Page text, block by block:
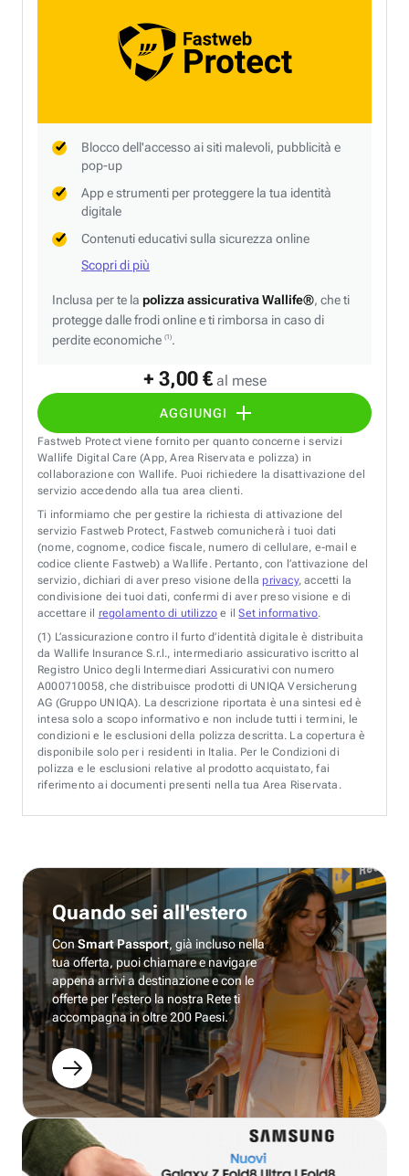
+ 3,00 € al mese
AGGIUNGI
Blocco dell'accesso ai siti malevoli, pubblicità e
pop-up
App e strumenti per proteggere la tua identità
digitale
Contenuti educativi sulla sicurezza online
Scopri di più
Inclusa per te la polizza assicurativa Wallife®, che ti
protegge dalle frodi online e ti rimborsa in caso di
perdite economiche (1).
Fastweb Protect viene fornito per quanto concerne i servizi
Wallife Digital Care (App, Area Riservata e polizza) in
collaborazione con Wallife. Puoi richiedere la disattivazione del
servizio accedendo alla tua area clienti.
Ti informiamo che per gestire la richiesta di attivazione del
servizio Fastweb Protect, Fastweb comunicherà i tuoi dati
(nome, cognome, codice fiscale, numero di cellulare, e-mail e
codice cliente Fastweb) a Wallife. Pertanto, con l’attivazione del
servizio, dichiari di aver preso visione della privacy, accetti la
condivisione dei tuoi dati, confermi di aver preso visione e di
accettare il regolamento di utilizzo e ilSet informativo.
(1) L’assicurazione contro il furto d’identità digitale è distribuita
da Wallife Insurance S.r.l., intermediario assicurativo iscritto al
Registro Unico degli Intermediari Assicurativi con numero
A000710058, che distribuisce prodotti di UNIQA Versicherung
AG (Gruppo UNIQA). La descrizione riportata è una sintesi ed è
intesa solo a scopo informativo e non include tutti i termini, le
condizioni e le esclusioni della polizza descritta. La copertura è
disponibile solo per i residenti in Italia. Per le Condizioni di
polizza e le esclusioni relative al prodotto acquistato, fai
riferimento ai documenti presenti nella tua Area Riservata.
Quando sei all'estero
ConSmart Passport, già incluso nella
tua offerta, puoi chiamare e navigare
appena arrivi a destinazione e con le
offerte per l’estero la nostra Rete ti
accompagna in oltre 200 Paesi.